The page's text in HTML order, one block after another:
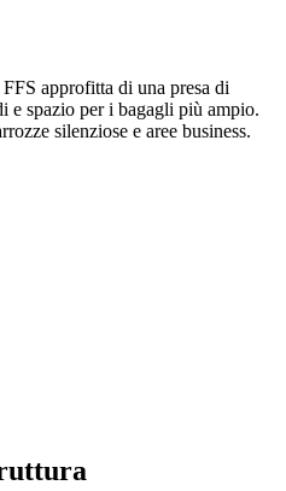
approfitta di una presa di
e spazio per i bagagli più ampio.
silenziose e aree business.